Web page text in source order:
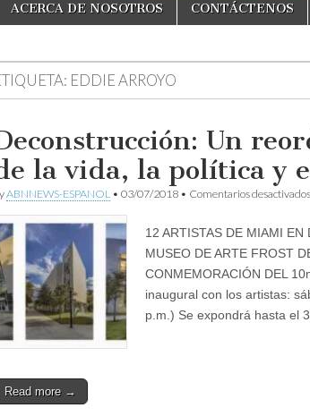
ACERCA DE NOSOTROS CONTÁCTENOS
EDDIE ARROYO
Un
la vida, la política y
ABNNEWS-ESPANOL • 03/07/2018 • Comentarios desactivados
12 ARTISTAS DE MIAMI EN
MUSEO DE ARTE FROST
CONMEMORACIÓN DEL
inaugural con los artistas:
p.m.) Se expondrá hasta el
Read more →